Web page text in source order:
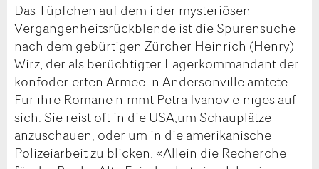
Das Tüpfchen auf dem i der mysteriösen
Vergangenheitsrückblende ist die Spurensuche
nach dem gebürtigen Zürcher Heinrich (Henry)
Wirz, der als berüchtigter Lagerkommandant der
konföderierten Armee in Andersonville amtete.
Für ihre Romane nimmt Petra Ivanov einiges auf
sich. Sie reist oft in die USA,um Schauplätze
anzuschauen, oder um in die amerikanische
Polizeiarbeit zu blicken. «Allein die Recherche